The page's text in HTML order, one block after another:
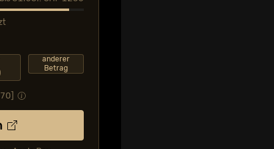
anderer
Betrag